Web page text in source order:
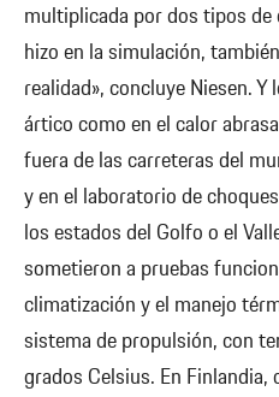
multiplicada por dos tipos de
hizo en la simulación,
realidad», concluye Niesen.
ártico como en el calor
fuera de las carreteras del
y en el laboratorio de
los estados del Golfo o el
sometieron a pruebas
climatización y el manejo
sistema de propulsión, con
grados Celsius. En